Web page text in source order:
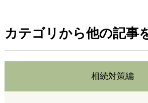
カテゴリから他の記事
相続対策編